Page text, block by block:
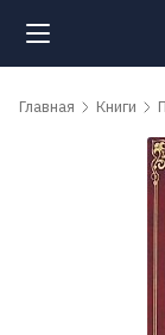
Поиск
Главная Книги